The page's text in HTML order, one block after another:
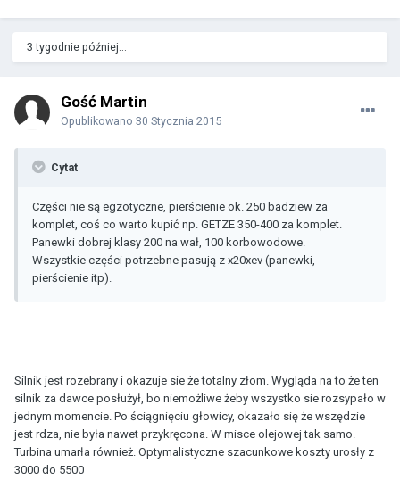
3 tygodnie później...
Gość Martin
Opublikowano 30 Stycznia 2015
Cytat
Części nie są egzotyczne, pierścienie ok. 250 badziew za
komplet, coś co warto kupić np. GETZE 350-400 za komplet.
Panewki dobrej klasy 200 na wał, 100 korbowodowe.
Wszystkie części potrzebne pasują z x20xev (panewki,
pierścienie itp).
Silnik jest rozebrany i okazuje sie że totalny złom. Wygląda na to że ten
silnik za dawce posłużył, bo niemożliwe żeby wszystko sie rozsypało w
jednym momencie. Po ściągnięciu głowicy, okazało się że wszędzie
jest rdza, nie była nawet przykręcona. W misce olejowej tak samo.
Turbina umarła również. Optymalistyczne szacunkowe koszty urosły z
3000 do 5500